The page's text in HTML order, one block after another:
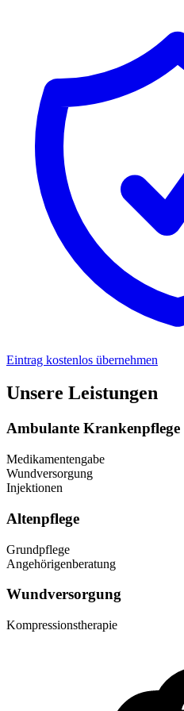
Eintrag kostenlos übernehmen
Unsere Leistungen
Ambulante Krankenpflege
Medikamentengabe
Wundversorgung
Injektionen
Altenpflege
Grundpflege
Angehörigenberatung
Wundversorgung
Kompressionstherapie